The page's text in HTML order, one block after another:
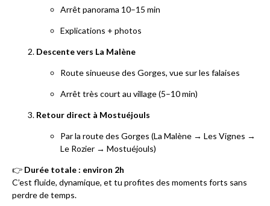
Arrêt panorama 10–15 min
Explications + photos
Descente vers La Malène
Route sinueuse des Gorges, vue sur les falaises
Arrêt très court au village (5–10 min)
Retour direct à Mostuéjouls
Par la route des Gorges (La Malène → Les Vignes →
Le Rozier → Mostuéjouls)
👉 Durée totale : environ 2h
C’est fluide, dynamique, et tu profites des moments forts sans
perdre de temps.